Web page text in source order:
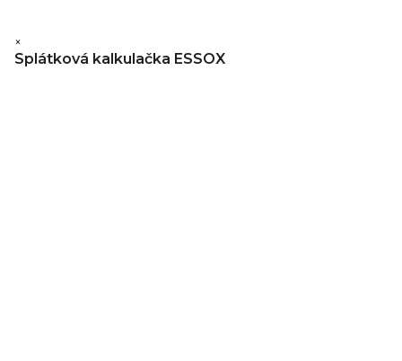
×
Splátková kalkulačka ESSOX